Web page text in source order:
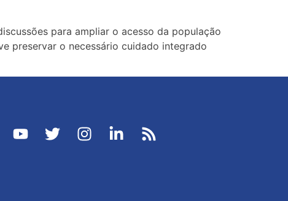
para ampliar o acesso da população
preservar o necessário cuidado integrado